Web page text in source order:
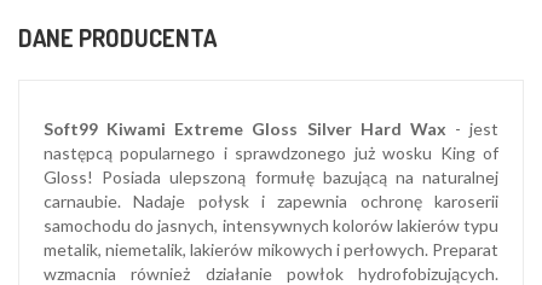
DANE PRODUCENTA
Soft99 Kiwami Extreme Gloss Silver Hard Wax - jest
następcą popularnego i sprawdzonego już wosku King of
Gloss! Posiada ulepszoną formułę bazującą na naturalnej
carnaubie. Nadaje połysk i zapewnia ochronę karoserii
samochodu do jasnych, intensywnych kolorów lakierów typu
metalik, niemetalik, lakierów mikowych i perłowych. Preparat
wzmacnia również działanie powłok hydrofobizujących.